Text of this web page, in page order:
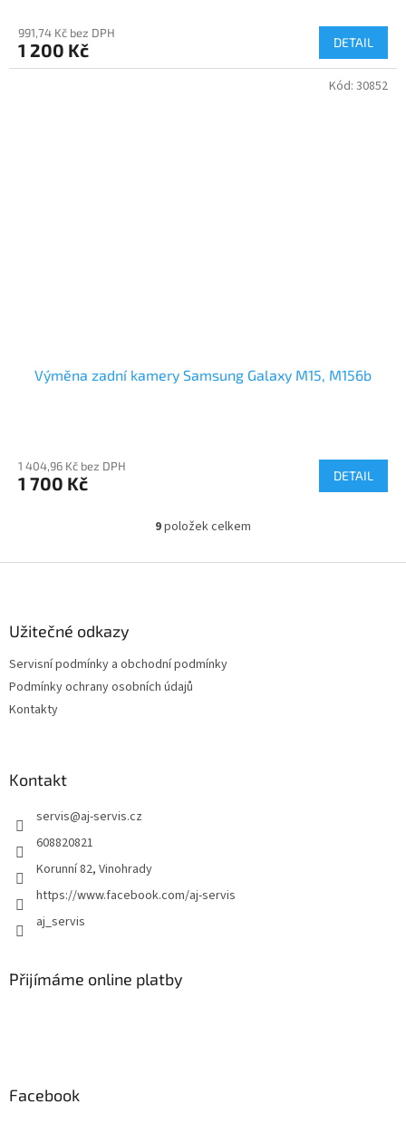
991,74 Kč bez DPH
1 200 Kč DETAIL
Výměna zadní kamery Samsung Galaxy M15, M156b
1 404,96 Kč bez DPH
1 700 Kč DETAIL
Kód: 30852
O
l
p
9položek celkem
Užitečné odkazy
Servisní podmínky a obchodní podmínky
Podmínky ochrany osobních údajů
Kontakty
Kontakt
servis@aj-servis.cz
608820821
Korunní 82, Vinohrady
https://www.facebook.com/aj-servis
aj_servis
Přijímáme online platby
Facebook